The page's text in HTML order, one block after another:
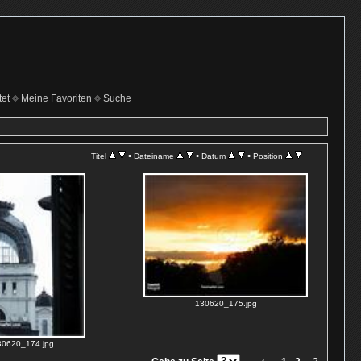
Meine Favoriten Suche
Titel • Dateiname • Datum • Position
130620_175.jpg